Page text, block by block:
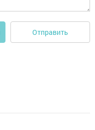
Отправить